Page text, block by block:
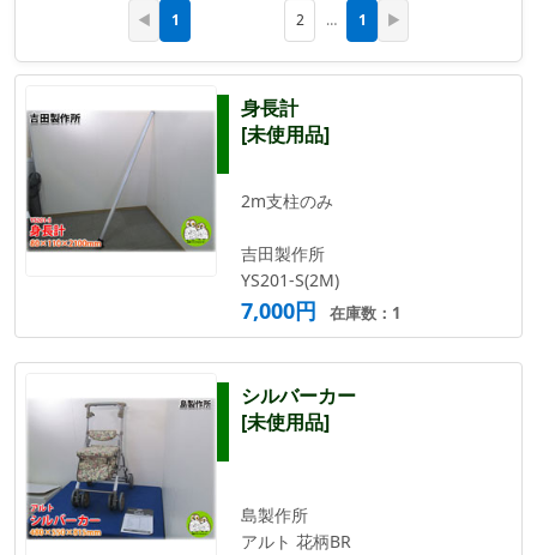
◀ 1 2 … 1 ▶
身長計
[未使用品]
2m支柱のみ
吉田製作所
YS201-S(2M)
7,000円 在庫数：1
シルバーカー
[未使用品]
島製作所
アルト 花柄BR